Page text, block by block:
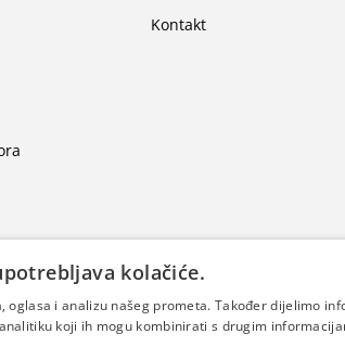
Kontakt
kolačiće.
oglasa i analizu našeg prometa. Također dijelimo
koji ih mogu kombinirati s drugim